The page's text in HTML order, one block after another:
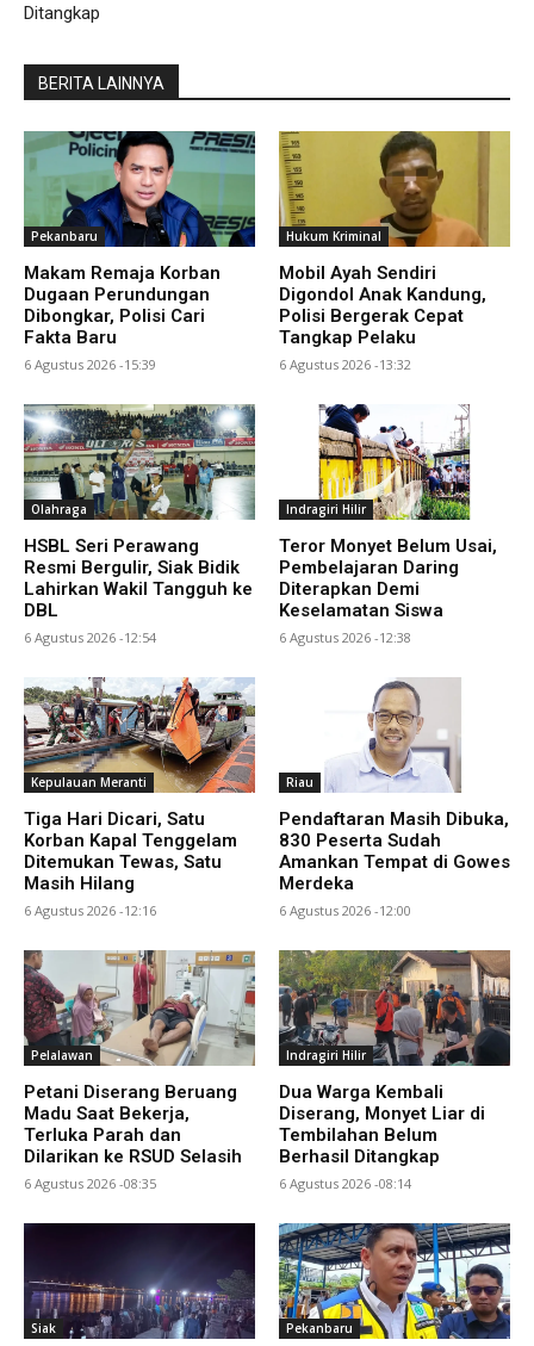
Ditangkap
BERITA LAINNYA
Pekanbaru
Makam Remaja Korban
Dugaan Perundungan
Dibongkar, Polisi Cari
Fakta Baru
6 Agustus 2026 -15:39
Hukum Kriminal
Mobil Ayah Sendiri
Digondol Anak Kandung,
Polisi Bergerak Cepat
Tangkap Pelaku
6 Agustus 2026 -13:32
Olahraga
HSBL Seri Perawang
Resmi Bergulir, Siak Bidik
Lahirkan Wakil Tangguh ke
DBL
6 Agustus 2026 -12:54
Indragiri Hilir
Teror Monyet Belum Usai,
Pembelajaran Daring
Diterapkan Demi
Keselamatan Siswa
6 Agustus 2026 -12:38
Kepulauan Meranti
Tiga Hari Dicari, Satu
Korban Kapal Tenggelam
Ditemukan Tewas, Satu
Masih Hilang
6 Agustus 2026 -12:16
Riau
Pendaftaran Masih Dibuka,
830 Peserta Sudah
Amankan Tempat di Gowes
Merdeka
6 Agustus 2026 -12:00
Pelalawan
Petani Diserang Beruang
Madu Saat Bekerja,
Terluka Parah dan
Dilarikan ke RSUD Selasih
6 Agustus 2026 -08:35
Indragiri Hilir
Dua Warga Kembali
Diserang, Monyet Liar di
Tembilahan Belum
Berhasil Ditangkap
6 Agustus 2026 -08:14
Siak Pekanbaru